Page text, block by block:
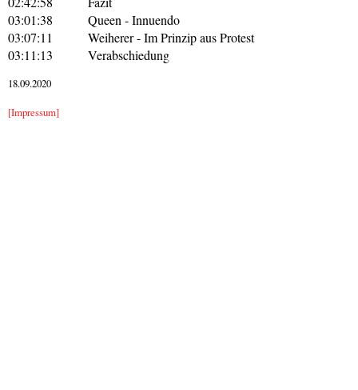
03:01:38
Queen - Innuendo
03:07:11
Weiherer - Im Prinzip aus Protest
03:11:13
Verabschiedung
18.09.2020
[Impressum]